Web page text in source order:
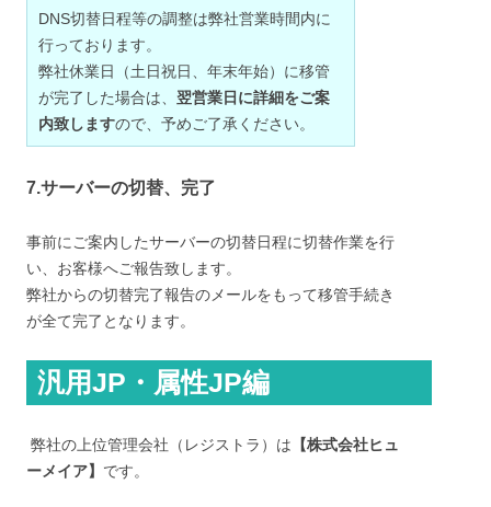
DNS切替日程等の調整は弊社営業時間内に
行っております。
弊社休業日（土日祝日、年末年始）に移管
が完了した場合は、 翌営業日に詳細をご案
内致しますので、予めご了承ください。
7.サーバーの切替、完了
事前にご案内したサーバーの切替日程に切替作業を行
い、お客様へご報告致します。
弊社からの切替完了報告のメールをもって移管手続き
が全て完了となります。
汎用JP・属性JP編
弊社の上位管理会社（レジストラ）は 【株式会社ヒュ
ーメイア】 です。